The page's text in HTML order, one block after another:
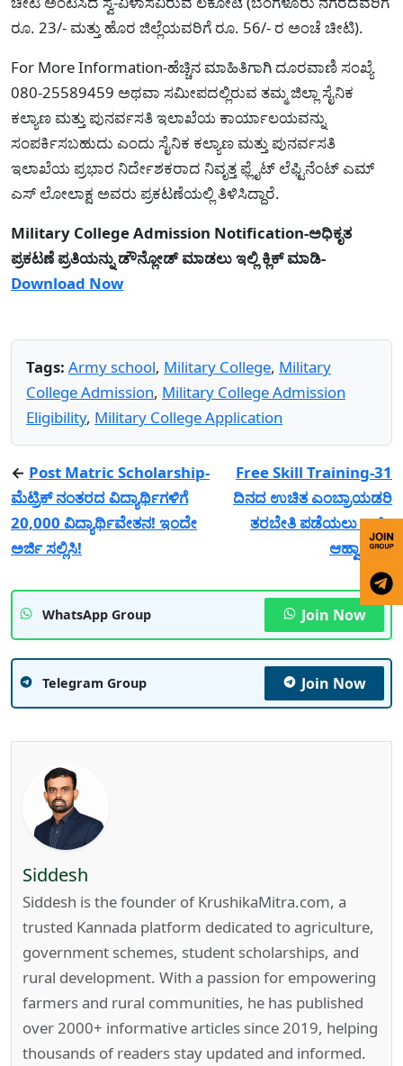
ರೂ. 23/- ಮತ್ತು ಹೊರ ಜಿಲ್ಲೆಯವರಿಗೆ ರೂ. 56/- ರ ಅಂಚೆ ಚೀಟಿ).
For More Information-ಹೆಚ್ಚಿನ ಮಾಹಿತಿಗಾಗಿ ದೂರವಾಣಿ ಸಂಖ್ಯೆ
080-25589459 ಅಥವಾ ಸಮೀಪದಲ್ಲಿರುವ ತಮ್ಮ ಜಿಲ್ಲಾ ಸೈನಿಕ
ಕಲ್ಯಾಣ ಮತ್ತು ಪುನರ್ವಸತಿ ಇಲಾಖೆಯ ಕಾರ್ಯಾಲಯವನ್ನು
ಸಂಪರ್ಕಿಸಬಹುದು ಎಂದು ಸೈನಿಕ ಕಲ್ಯಾಣ ಮತ್ತು ಪುನರ್ವಸತಿ
ಇಲಾಖೆಯ ಪ್ರಭಾರ ನಿರ್ದೇಶಕರಾದ ನಿವೃತ್ತ ಫ್ಲೈಟ್ ಲೆಫ್ಟಿನೆಂಟ್ ಎಮ್
ಎಸ್ ಲೋಲಾಕ್ಷ ಅವರು ಪ್ರಕಟಣೆಯಲ್ಲಿ ತಿಳಿಸಿದ್ದಾರೆ.
Military College Admission Notification-ಅಧಿಕೃತ
ಪ್ರಕಟಣೆ ಪ್ರತಿಯನ್ನು ಡೌನ್ಲೋಡ್ ಮಾಡಲು ಇಲ್ಲಿ ಕ್ಲಿಕ್ ಮಾಡಿ-
Download Now
Tags: Army school, Military College, Military
College Admission, Military College Admission
Eligibility, Military College Application
← Post Matric Scholarship-
ಮೆಟ್ರಿಕ್ ನಂತರದ ವಿದ್ಯಾರ್ಥಿಗಳಿಗೆ
20,000 ವಿದ್ಯಾರ್ಥಿವೇತನ! ಇಂದೇ
ಅರ್ಜಿ ಸಲ್ಲಿಸಿ!
Free Skill Training-31
ದಿನದ ಉಚಿತ ಎಂಬ್ರಾಯಡರಿ
ತರಬೇತಿ ಪಡೆಯಲು ಅರ್ಜಿ
ಆಹ್ವಾನ!→
WhatsApp Group Join Now
Telegram Group Join Now
Siddesh
Siddesh is the founder of KrushikaMitra.com, a
trusted Kannada platform dedicated to agriculture,
government schemes, student scholarships, and
rural development. With a passion for empowering
farmers and rural communities, he has published
over 2000+ informative articles since 2019, helping
thousands of readers stay updated and informed.